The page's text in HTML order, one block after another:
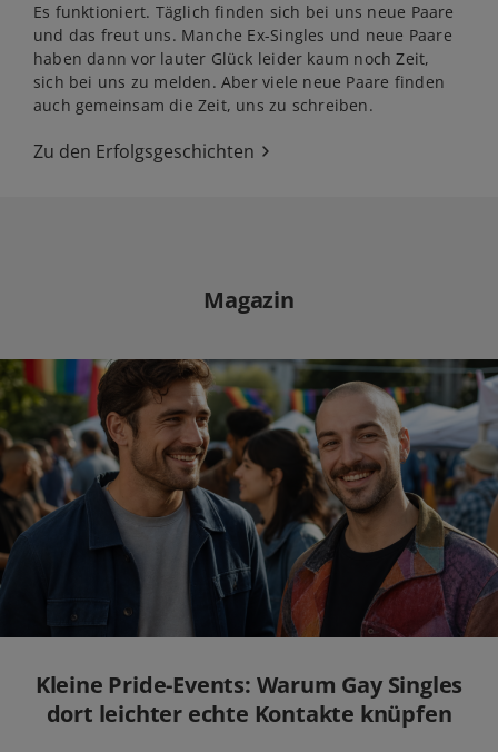
Es funktioniert. Täglich finden sich bei uns neue Paare
und das freut uns. Manche Ex-Singles und neue Paare
haben dann vor lauter Glück leider kaum noch Zeit,
sich bei uns zu melden. Aber viele neue Paare finden
auch gemeinsam die Zeit, uns zu schreiben.
Zu den Erfolgsgeschichten
Magazin
Kleine Pride-Events: Warum Gay Singles
dort leichter echte Kontakte knüpfen